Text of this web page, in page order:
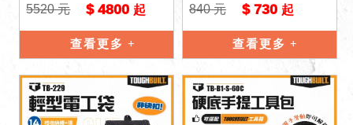
含收納橫桿 快扣 TB 托
比爾 TOUGH
5520 元 $ 4800 起
查看更多
BUILT 多功能 非快扣
鉗袋 工具袋
840 元 $ 730 起
查看更多